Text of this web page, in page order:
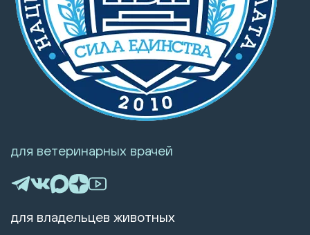
для ветеринарных врачей
для владельцев животных